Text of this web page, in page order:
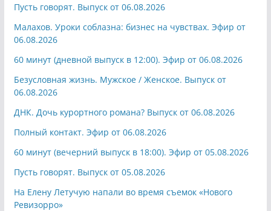
Пусть говорят. Выпуск от 06.08.2026
Малахов. Уроки соблазна: бизнес на чувствах. Эфир от
06.08.2026
60 минут (дневной выпуск в 12:00). Эфир от 06.08.2026
Безусловная жизнь. Мужское / Женское. Выпуск от
06.08.2026
ДНК. Дочь курортного романа? Выпуск от 06.08.2026
Полный контакт. Эфир от 06.08.2026
60 минут (вечерний выпуск в 18:00). Эфир от 05.08.2026
Пусть говорят. Выпуск от 05.08.2026
На Елену Летучую напали во время съемок «Нового
Ревизорро»